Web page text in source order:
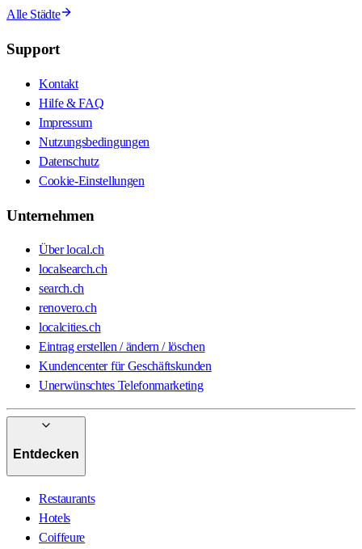
Alle Städte
Support
Kontakt
Hilfe & FAQ
Impressum
Nutzungsbedingungen
Datenschutz
Cookie-Einstellungen
Unternehmen
Über local.ch
localsearch.ch
search.ch
renovero.ch
localcities.ch
Eintrag erstellen / ändern / löschen
Kundencenter für Geschäftskunden
Unerwünschtes Telefonmarketing
Entdecken
Restaurants
Hotels
Coiffeure